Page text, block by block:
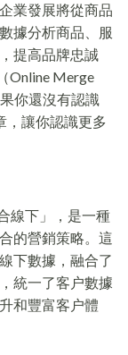
業發展將從商品
據分析商品、服
提高品牌忠誠
Online Merge
你還沒有認識
，讓你認識更多
線下」，是一種
的營銷策略。這
下數據，融合了
統一了客户數據
和豐富客户體